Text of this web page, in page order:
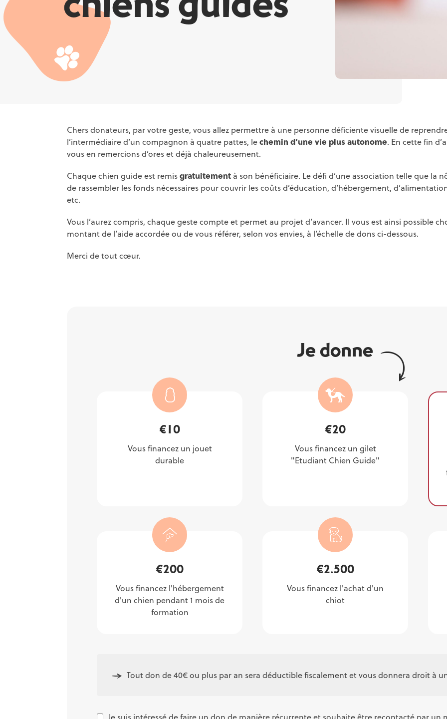
Chers donateurs, par votre geste, vous allez permettre à une personne déficiente visuelle de
l’intermédiaire d’un compagnon à quatre pattes, lechemin d’une vie plus autonome. En cette fin
vous en remercions d’ores et déjà chaleureusement.
Chaque chien guide est remisgratuitement à son bénéficiaire. Le défi d’une association telle que la
de rassembler les fonds nécessaires pour couvrir les coûts d’éducation, d’hébergement,
etc.
Vous l’aurez compris, chaque geste compte et permet au projet d’avancer. Il vous est ainsi possible
montant de l’aide accordée ou de vous référer, selon vos envies, à l’échelle de dons ci-dessous.
Merci de tout cœur.
Je donne
€10
Vous financez un jouet
durable
€20
Vous financez un gilet
"Etudiant Chien Guide"
€200
Vous financez l'hébergement
d'un chien pendant 1 mois de
formation
€2.500
Vous financez l'achat d'un
chiot
Tout don de 40€ ou plus par an sera déductible fiscalement et vous donnera droit à